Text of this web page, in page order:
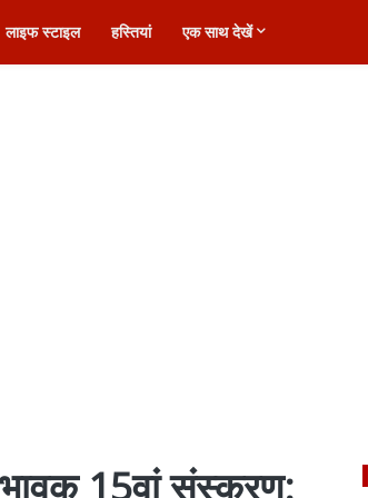
लाइफ स्टाइल हस्तियां एक साथ देखें
15वां संस्करण: